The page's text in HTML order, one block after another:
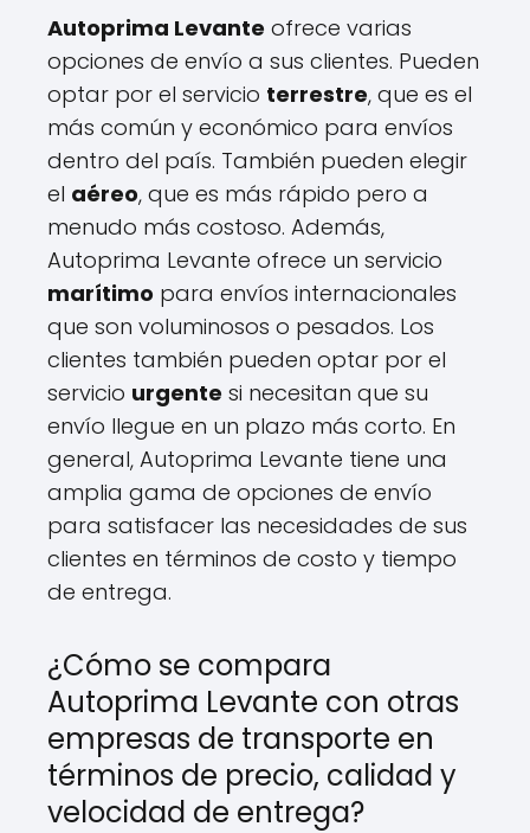
Autoprima Levante ofrece varias
opciones de envío a sus clientes. Pueden
optar por el servicio terrestre, que es el
más común y económico para envíos
dentro del país. También pueden elegir
el aéreo, que es más rápido pero a
menudo más costoso. Además,
Autoprima Levante ofrece un servicio
marítimo para envíos internacionales
que son voluminosos o pesados. Los
clientes también pueden optar por el
servicio urgente si necesitan que su
envío llegue en un plazo más corto. En
general, Autoprima Levante tiene una
amplia gama de opciones de envío
para satisfacer las necesidades de sus
clientes en términos de costo y tiempo
de entrega.
¿Cómo se compara
Autoprima Levante con otras
empresas de transporte en
términos de precio, calidad y
velocidad de entrega?